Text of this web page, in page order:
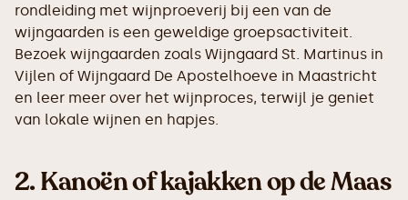
rondleiding met wijnproeverij bij een van de
wijngaarden is een geweldige groepsactiviteit.
Bezoek wijngaarden zoals Wijngaard St. Martinus in
Vijlen of Wijngaard De Apostelhoeve in Maastricht
en leer meer over het wijnproces, terwijl je geniet
van lokale wijnen en hapjes.
2.Kanoën of kajakken op de Maas